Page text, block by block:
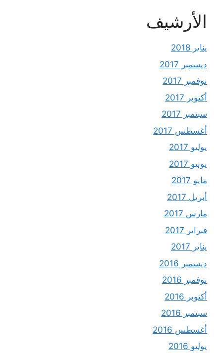
الأرشيف
يناير 2018
ديسمبر 2017
نوفمبر 2017
أكتوبر 2017
سبتمبر 2017
أغسطس 2017
يوليو 2017
يونيو 2017
مايو 2017
أبريل 2017
مارس 2017
فبراير 2017
يناير 2017
ديسمبر 2016
نوفمبر 2016
أكتوبر 2016
سبتمبر 2016
أغسطس 2016
يوليو 2016